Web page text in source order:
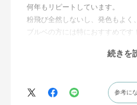
何年もリピートしています。
粉飛び全然しないし、発色もよく
ブルベの方には特におすすめです！
は単色で買えるのでなくなったら
011SPの再販もお願いします！
続きを
参考に